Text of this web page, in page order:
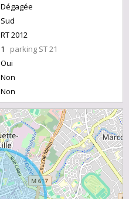
Dégagée
Sud
RT 2012
1 parking ST 21
Oui
Non
Non